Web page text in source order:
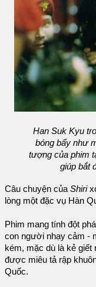
Han Suk Kyu
bóng bẩy như
tượng của phim
giúp bắt
Câu chuyện của Shiri
lòng một đặc vụ Hàn
Phim mang tính đột
con người nhạy cảm -
kém, mặc dù là kẻ
được miêu tả rập
Quốc.